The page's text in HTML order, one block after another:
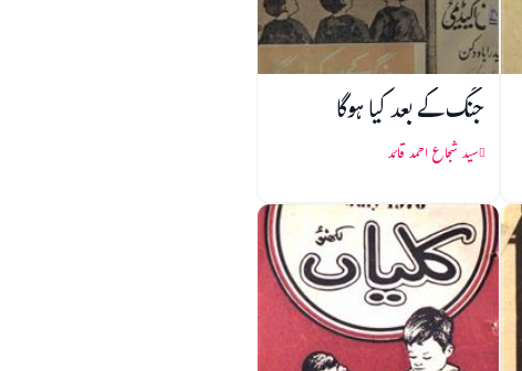
جنگ کے بعد کیا ہوگا
سید شجاع احمد قائد